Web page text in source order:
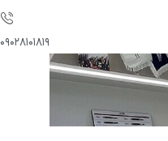
۰۹۰۲۸۱۰۱۸۱۹